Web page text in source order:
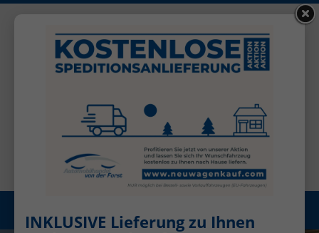
Öffnungszeiten: Mo - Fr 08.00 - 17.00
Registrieren
INKLUSIVE Lieferung zu Ihnen